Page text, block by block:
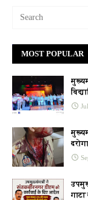
MOST POPULAR